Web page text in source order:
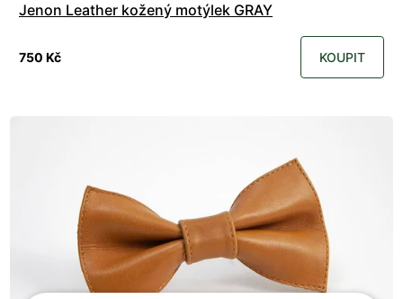
Jenon Leather kožený motýlek GRAY
750 Kč KOUPIT